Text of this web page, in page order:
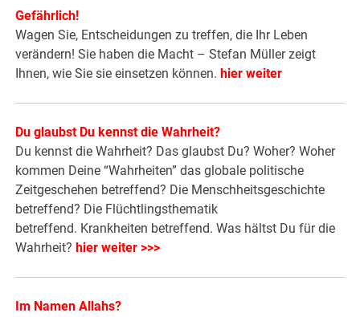
Gefährlich!
Wagen Sie, Entscheidungen zu treffen, die Ihr Leben
verändern! Sie haben die Macht – Stefan Müller zeigt
Ihnen, wie Sie sie einsetzen können. hier weiter
Du glaubst Du kennst die Wahrheit?
Du kennst die Wahrheit? Das glaubst Du? Woher? Woher
kommen Deine “Wahrheiten” das globale politische
Zeitgeschehen betreffend? Die Menschheitsgeschichte
betreffend? Die Flüchtlingsthematik
betreffend. Krankheiten betreffend. Was hältst Du für die
Wahrheit? hier weiter >>>
Im Namen Allahs?